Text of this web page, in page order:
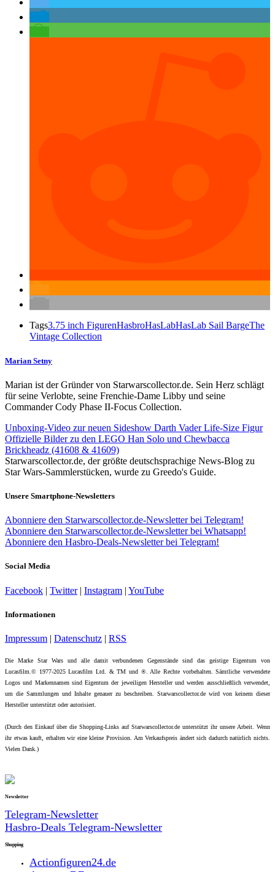
Tags3.75 inch FigurenHasbroHasLabHasLab Sail BargeThe
Vintage Collection
Marian Setny
Marian ist der Gründer von Starwarscollector.de. Sein Herz schlägt
für seine Verlobte, seine Frenchie-Dame Libby und seine
Commander Cody Phase II-Focus Collection.
Unboxing-Video zur neuen Sideshow Darth Vader Life-Size Figur
Offizielle Bilder zu den LEGO Han Solo und Chewbacca
Brickheadz (41608 & 41609)
Starwarscollector.de, der größte deutschsprachige News-Blog zu
Star Wars-Sammlerstücken, wurde zu Greedo's Guide.
Unsere Smartphone-Newsletters
Abonniere den Starwarscollector.de-Newsletter bei Telegram!
Abonniere den Starwarscollector.de-Newsletter bei Whatsapp!
Abonniere den Hasbro-Deals-Newsletter bei Telegram!
Social Media
Facebook | Twitter| Instagram | YouTube
Informationen
Impressum | Datenschutz | RSS
Die Marke Star Wars und alle damit verbundenen Gegenstände sind das geistige Eigentum von
Lucasfilm.© 1977-2025 Lucasfilm Ltd. & TM und ®. Alle Rechte vorbehalten. Sämtliche verwendete
Logos und Markennamen sind Eigentum der jeweiligen Hersteller und werden ausschließlich verwendet,
um die Sammlungen und Inhalte genauer zu beschreiben. Starwarscollector.de wird von keinem dieser
Hersteller unterstützt oder autorisiert.
(Durch den Einkauf über die Shopping-Links auf Starwarscollector.de unterstützt ihr unsere Arbeit. Wenn
ihr etwas kauft, erhalten wir eine kleine Provision. Am Verkaufspreis ändert sich dadurch natürlich nichts.
Vielen Dank.)
Newsletter
Telegram-Newsletter
Hasbro-Deals Telegram-Newsletter
Shopping
Actionfiguren24.de